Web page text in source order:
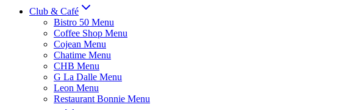
Club & Café
Bistro 50 Menu
Coffee Shop Menu
Cojean Menu
Chatime Menu
CHB Menu
G La Dalle Menu
Leon Menu
Restaurant Bonnie Menu